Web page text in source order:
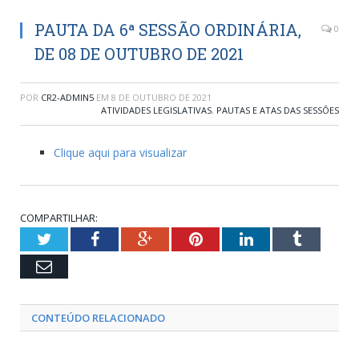
PAUTA DA 6ª SESSÃO ORDINÁRIA,
DE 08 DE OUTUBRO DE 2021
0
POR CR2-ADMIN5 EM 8 DE OUTUBRO DE 2021
ATIVIDADES LEGISLATIVAS, PAUTAS E ATAS DAS SESSÕES
Clique aqui para visualizar
COMPARTILHAR:
TwitterFacebookGoogle+PinterestLinkedInTumblr
Email
CONTEÚDO RELACIONADO